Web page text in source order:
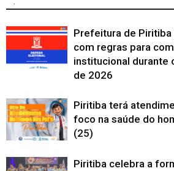
Prefeitura de
com regras para
institucional durante
de 2026
Piritiba terá
foco na saúde do
(25)
Piritiba celebra a